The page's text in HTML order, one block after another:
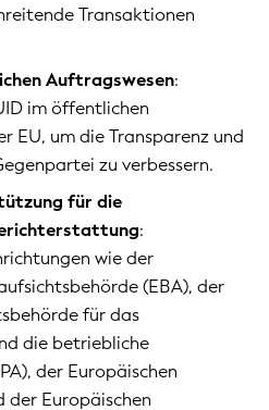
Transaktionen
Auftragswesen:
im öffentlichen
EU, um die Transparenz und
zu verbessern.
für die
:
wie der
(EBA), der
für das
die betriebliche
der Europäischen
der Europäischen